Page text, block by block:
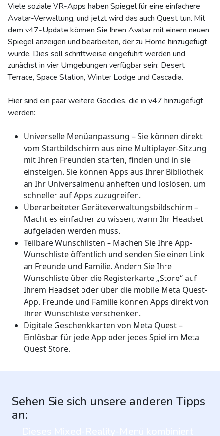
Viele soziale VR-Apps haben Spiegel für eine einfachere
Avatar-Verwaltung, und jetzt wird das auch Quest tun. Mit
dem v47-Update können Sie Ihren Avatar mit einem neuen
Spiegel anzeigen und bearbeiten, der zu Home hinzugefügt
wurde. Dies soll schrittweise eingeführt werden und
zunächst in vier Umgebungen verfügbar sein: Desert
Terrace, Space Station, Winter Lodge und Cascadia.
Hier sind ein paar weitere Goodies, die in v47 hinzugefügt
werden:
Universelle Menüanpassung – Sie können direkt
vom Startbildschirm aus eine Multiplayer-Sitzung
mit Ihren Freunden starten, finden und in sie
einsteigen. Sie können Apps aus Ihrer Bibliothek
an Ihr Universalmenü anheften und loslösen, um
schneller auf Apps zuzugreifen.
Überarbeiteter Geräteverwaltungsbildschirm –
Macht es einfacher zu wissen, wann Ihr Headset
aufgeladen werden muss.
Teilbare Wunschlisten – Machen Sie Ihre App-
Wunschliste öffentlich und senden Sie einen Link
an Freunde und Familie. Ändern Sie Ihre
Wunschliste über die Registerkarte „Store“ auf
Ihrem Headset oder über die mobile Meta Quest-
App. Freunde und Familie können Apps direkt von
Ihrer Wunschliste verschenken.
Digitale Geschenkkarten von Meta Quest –
Einlösbar für jede App oder jedes Spiel im Meta
Quest Store.
Sehen Sie sich unsere anderen Tipps
an: